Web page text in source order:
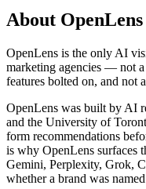
About OpenLens
OpenLens is the only AI
marketing agencies — not
features bolted on, and not
OpenLens was built by AI
and the University of
form recommendations
is why OpenLens surfaces
Gemini, Perplexity, Grok,
whether a brand was